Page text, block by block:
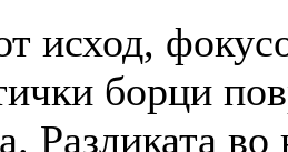
исход,
борци
Разликата